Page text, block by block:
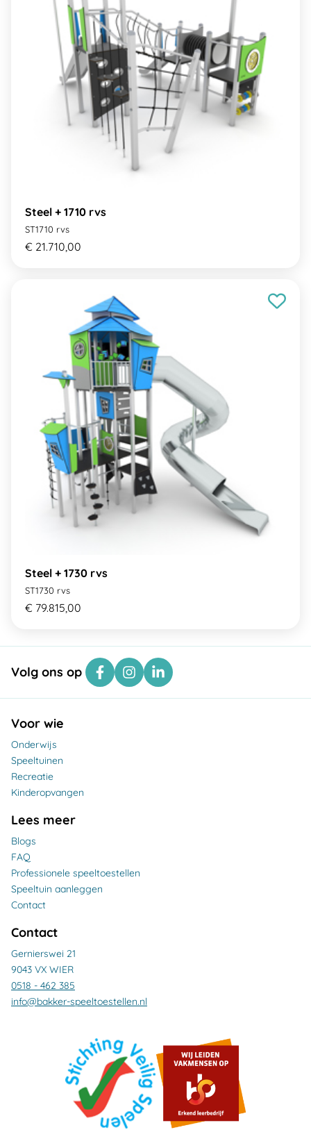
Steel + 1710 rvs
ST1710 rvs
€ 21.710,00
Steel + 1730 rvs
ST1730 rvs
€ 79.815,00
Volg ons op
Voor wie
Onderwijs
Speeltuinen
Recreatie
Kinderopvangen
Lees meer
Blogs
FAQ
Professionele speeltoestellen
Speeltuin aanleggen
Contact
Contact
Gernierswei 21
9043 VX WIER
0518 - 462 385
info@bakker-speeltoestellen.nl